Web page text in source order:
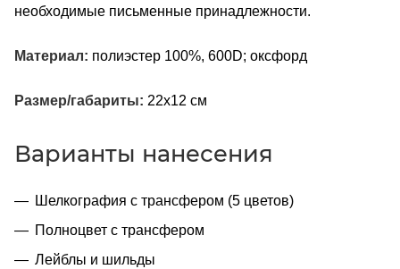
необходимые письменные принадлежности.
Материал: полиэстер 100%, 600D; оксфорд
Размер/габариты: 22х12 см
Варианты нанесения
Шелкография с трансфером (5 цветов)
Полноцвет с трансфером
Лейблы и шильды